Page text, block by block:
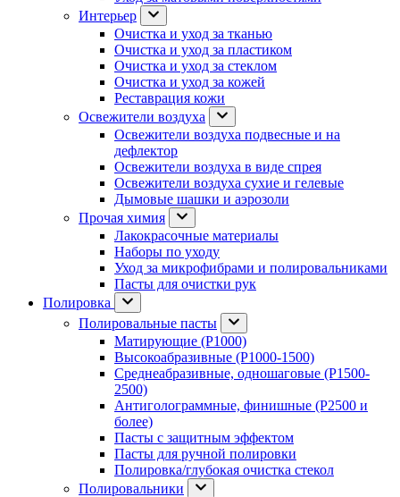
Интерьер
Очистка и уход за тканью
Очистка и уход за пластиком
Очистка и уход за стеклом
Очистка и уход за кожей
Реставрация кожи
Освежители воздуха
Освежители воздуха подвесные и на
дефлектор
Освежители воздуха в виде спрея
Освежители воздуха сухие и гелевые
Дымовые шашки и аэрозоли
Прочая химия
Лакокрасочные материалы
Наборы по уходу
Уход за микрофибрами и полировальниками
Пасты для очистки рук
Полировка
Полировальные пасты
Матирующие (P1000)
Высокоабразивные (P1000-1500)
Среднеабразивные, одношаговые (P1500-
2500)
Антиголограммные, финишные (P2500 и
более)
Пасты с защитным эффектом
Пасты для ручной полировки
Полировка/глубокая очистка стекол
Полировальники